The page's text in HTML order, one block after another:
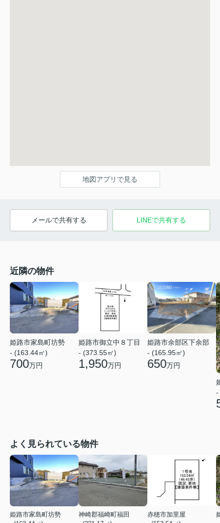
地図アプリで見る
メールで共有する LINEで共有する
近隣の物件
姫路市家島町坊勢
- (163.44㎡)
700万円
姫路市御立中８丁目
- (373.55㎡)
1,950万円
姫路市余部区下余部
- (165.95㎡)
650万円
-
よく見られている物件
姫路市家島町坊勢
神崎郡福崎町福田
赤穂市加里屋